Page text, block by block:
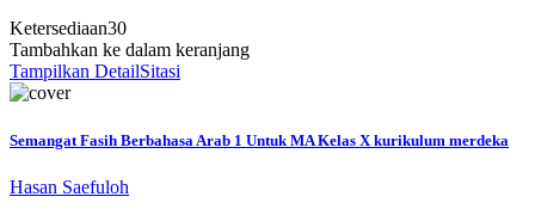
Ketersediaan30
Tambahkan ke dalam keranjang
Tampilkan DetailSitasi
Semangat Fasih Berbahasa Arab 1 Untuk MA Kelas X kurikulum merdeka
Hasan Saefuloh